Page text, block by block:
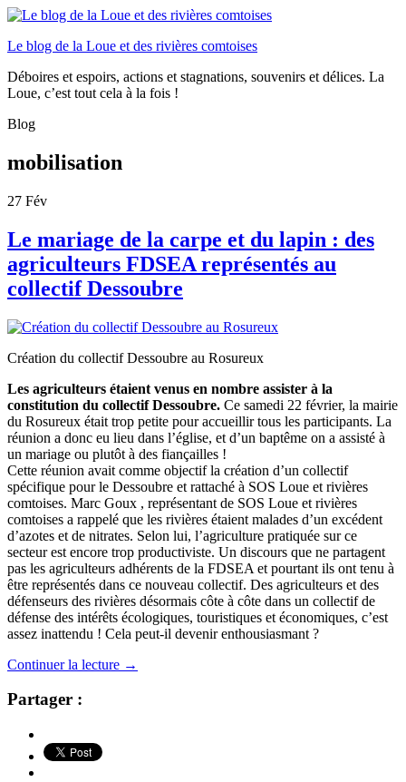
Le blog de la Loue et des rivières comtoises
Déboires et espoirs, actions et stagnations, souvenirs et délices. La
Loue, c’est tout cela à la fois !
Blog
mobilisation
27 Fév
Le mariage de la carpe et du lapin : des
agriculteurs FDSEA représentés au
collectif Dessoubre
Création du collectif Dessoubre au Rosureux
Les agriculteurs étaient venus en nombre assister à la
constitution du collectif Dessoubre. Ce samedi 22 février, la mairie
du Rosureux était trop petite pour accueillir tous les participants. La
réunion a donc eu lieu dans l’église, et d’un baptême on a assisté à
un mariage ou plutôt à des fiançailles !
Cette réunion avait comme objectif la création d’un collectif
spécifique pour le Dessoubre et rattaché à SOS Loue et rivières
comtoises. Marc Goux , représentant de SOS Loue et rivières
comtoises a rappelé que les rivières étaient malades d’un excédent
d’azotes et de nitrates. Selon lui, l’agriculture pratiquée sur ce
secteur est encore trop productiviste. Un discours que ne partagent
pas les agriculteurs adhérents de la FDSEA et pourtant ils ont tenu à
être représentés dans ce nouveau collectif. Des agriculteurs et des
défenseurs des rivières désormais côte à côte dans un collectif de
défense des intérêts écologiques, touristiques et économiques, c’est
assez inattendu ! Cela peut-il devenir enthousiasmant ?
Continuer la lecture →
Partager :